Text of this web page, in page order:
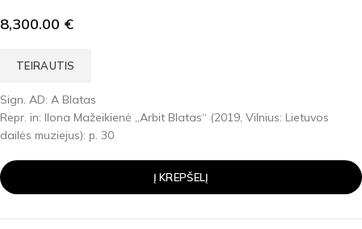
8,300.00 €
TEIRAUTIS
Sign. AD: A Blatas
Repr. in: Ilona Mažeikienė „Arbit Blatas“ (2019, Vilnius: Lietuvos
dailės muziejus): p. 30
Į KREPŠELĮ